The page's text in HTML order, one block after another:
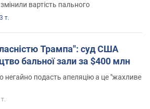
вартість пального
т.
Трампа": суд США
бальної зали за $400 млн
подасть апеляцію а це "жахливе